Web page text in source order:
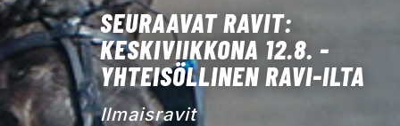
SEURAAVAT RAVIT:
KESKIVIIKKONA 12.8. -
YHTEISÖLLINEN RAVI-ILTA
Ilmaisravit